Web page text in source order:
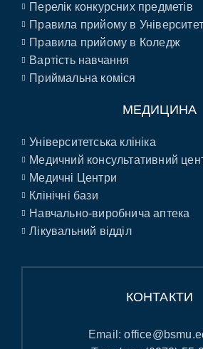
Перелік конкурсних предметів
Правила прийому в Університет
Правила прийому в Коледж
Вартість навчання
Приймальна коміся
МЕДИЦИНА
Університетська клініка
Медичний консультативний
Медичні Центри
Клінічні бази
Навчально-виробнича аптека
Лікувальний відділ
КОНТАКТИ
Email: